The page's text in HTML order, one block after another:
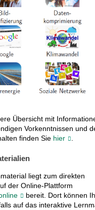
Übersicht mit
Vorkenntnissen und
finden Sie hier
liegt zum direkten
der Online-Plattform
bereit. Dort können
auf das interaktive